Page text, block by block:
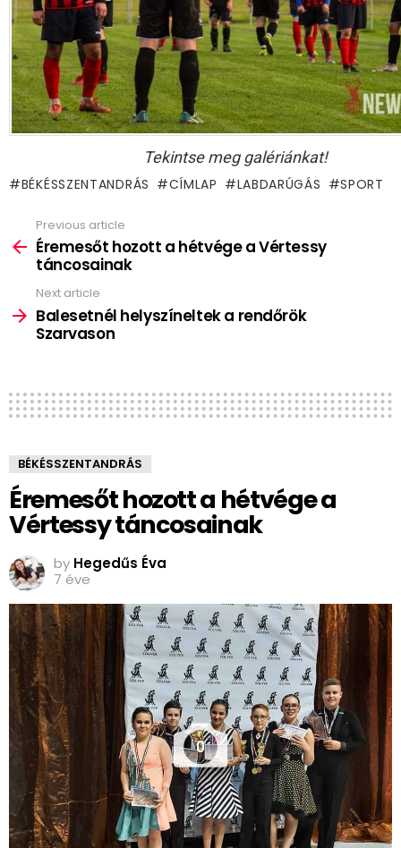
Tekintse meg galériánkat!
BÉKÉSSZENTANDRÁS CÍMLAP LABDARÚGÁS SPORT
more
Previous article
Éremesőt hozott a hétvége a Vértessy
táncosainak
Next article
Balesetnél helyszíneltek a rendőrök
Szarvason
BÉKÉSSZENTANDRÁS
Éremesőt hozott a hétvége a
Vértessy táncosainak
by Hegedűs Éva
7 éve
0